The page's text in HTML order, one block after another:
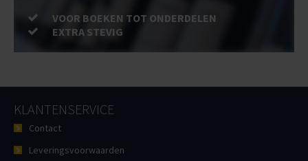
VOOR BOEKEN TOT ONDERDELEN
EXTRA STEVIG
KLANTENSERVICE
Contact
Leveringsvoorwaarden